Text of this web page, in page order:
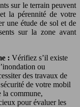
sur le terrain peuvent
la pérennité de votre
une étude de sol et de
sur la zone avant
: Vérifiez s’il existe
ou
des travaux de
de votre mobil
la commune,
pour évaluer les